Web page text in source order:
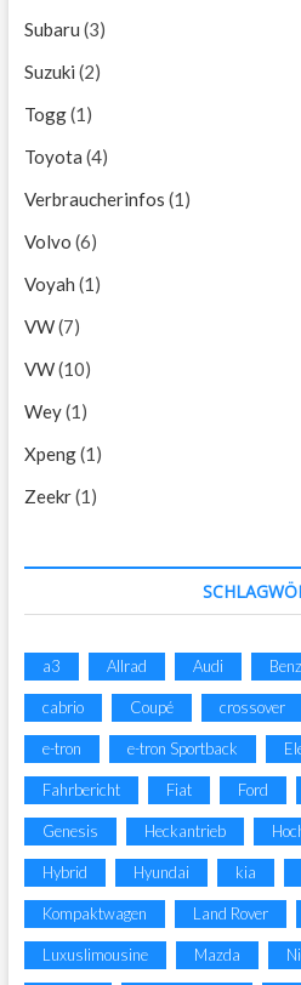
Subaru (3)
Suzuki (2)
Togg(1)
Toyota (4)
Verbraucherinfos (1)
Volvo (6)
Voyah (1)
VW(7)
VW(10)
Wey(1)
Xpeng(1)
Zeekr(1)
a3 Allrad Audi
cabrio Coupé crossover
e-tron e-tron Sportback
Fahrbericht Fiat Ford
Genesis Heckantrieb
Hybrid Hyundai kia
Kompaktwagen Land Rover
Luxuslimousine Mazda